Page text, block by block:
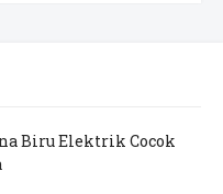
Biru Elektrik Cocok